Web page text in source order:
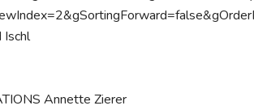
Ischl
Annette Zierer